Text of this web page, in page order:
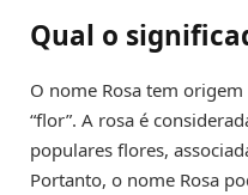
Qual o
O nome Rosa tem
“flor”. A rosa é
populares flores,
Portanto, o nome Rosa